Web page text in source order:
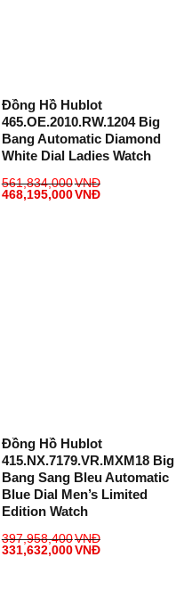
Đồng Hồ Hublot
465.OE.2010.RW.1204 Big
Bang Automatic Diamond
White Dial Ladies Watch
561,834,000VNĐ
468,195,000VNĐ
Đồng Hồ Hublot
415.NX.7179.VR.MXM18 Big
Bang Sang Bleu Automatic
Blue Dial Men’s Limited
Edition Watch
397,958,400VNĐ
331,632,000VNĐ